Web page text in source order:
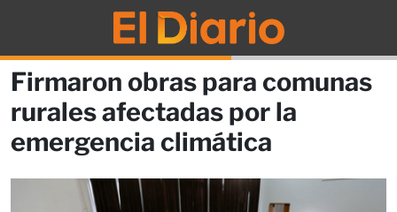
Firmaron obras para comunas
rurales afectadas por la
emergencia climática